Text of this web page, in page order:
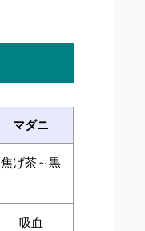
マダニ
焦げ茶～黒
吸血